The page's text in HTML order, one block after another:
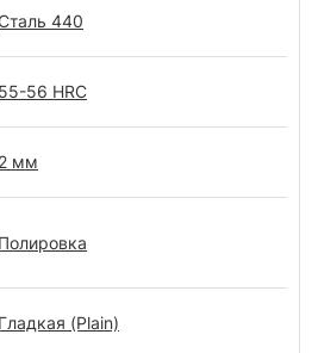
440
55-56 HRC
2 мм
Полировка
Гладкая (Plain)